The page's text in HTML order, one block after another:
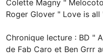
Colette Magny "
Roger Glover " Love is all
Chronique lecture : BD "
de Fab Caro et Ben Grrr